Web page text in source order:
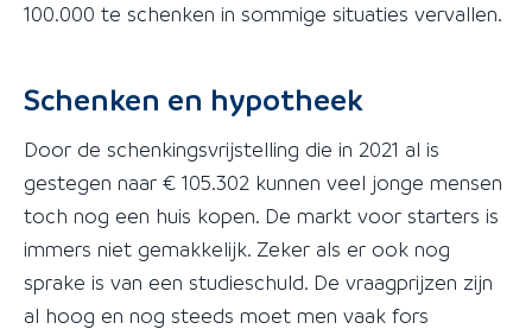
100.000 te schenken in sommige situaties vervallen.
Schenken en hypotheek
Door de schenkingsvrijstelling die in 2021 al is
gestegen naar € 105.302 kunnen veel jonge mensen
toch nog een huis kopen. De markt voor starters is
immers niet gemakkelijk. Zeker als er ook nog
sprake is van een studieschuld. De vraagprijzen zijn
al hoog en nog steeds moet men vaak fors